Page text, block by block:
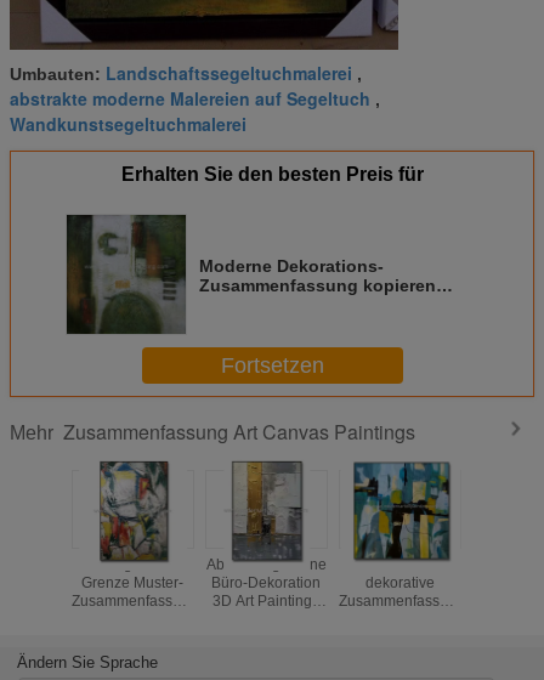
Umbauten: Landschaftssegeltuchmalerei ,
abstrakte moderne Malereien auf Segeltuch ,
Wandkunstsegeltuchmalerei
Erhalten Sie den besten Preis für
Moderne Dekorations-
Zusammenfassung kopieren
Fortsetzen
Mehr Zusammenfassung Art Canvas Paintings
Handgemalte
Grenze Muster-
Zusammenfassungs-
Dekoration
Abstrakte goldene
Büro-Dekoration
3D Art Paintings
Wohnzimmer-
dekorative
Zusammenfassung
Ändern Sie Sprache